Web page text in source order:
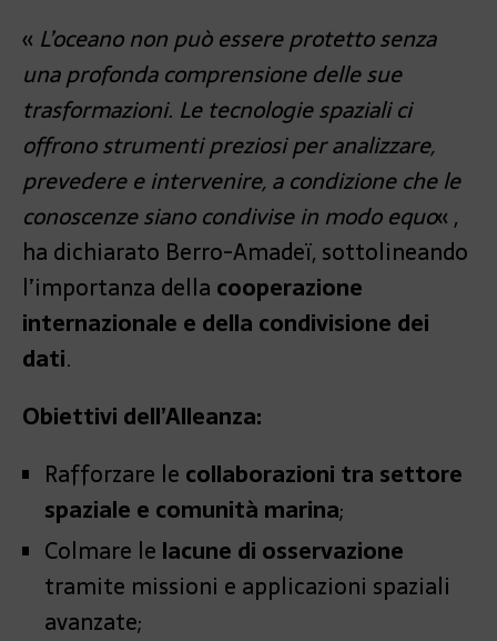
« L’oceano non può essere protetto senza
una profonda comprensione delle sue
trasformazioni. Le tecnologie spaziali ci
offrono strumenti preziosi per analizzare,
prevedere e intervenire, a condizione che le
conoscenze siano condivise in modo equo« ,
ha dichiarato Berro-Amadeï, sottolineando
l’importanza della cooperazione
internazionale e della condivisione dei
dati.
Obiettivi dell’Alleanza:
Rafforzare le collaborazioni tra settore
spaziale e comunità marina;
Colmare le lacune di osservazione
tramite missioni e applicazioni spaziali
avanzate;